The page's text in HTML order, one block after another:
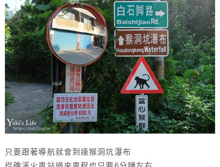
只要跟著導航就會到達猴洞坑瀑布